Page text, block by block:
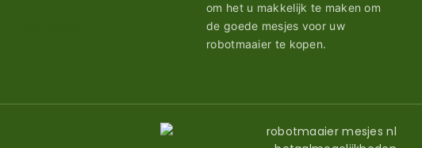
om het u makkelijk te maken om
de goede mesjes voor uw
robotmaaier te kopen.